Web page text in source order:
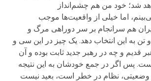
شد؛ خود من هم چشم‌انداز
اما خیلی از واقعیت‌ها موجب
هم سرانجام بر سر دوراهی مرگ و
تن به این انتخاب دهد. یک چیز در این سی و
قدیم و چه در رهبر جدید ثابت بوده و آن
پس اگر در جمع خودشان به این نتیجه
وضعیتی، نظام در خطر است، بعید نیست